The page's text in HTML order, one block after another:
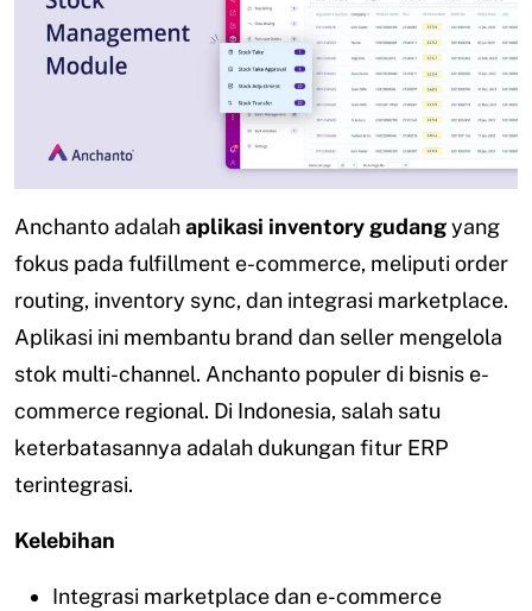
Anchanto adalahaplikasi inventory gudangyang
fokus pada fulfillment e-commerce, meliputi order
routing, inventory sync, dan integrasi marketplace.
Aplikasi ini membantu brand dan seller mengelola
stok multi-channel. Anchanto populer di bisnis e-
commerce regional. Di Indonesia, salah satu
keterbatasannya adalah dukungan fitur ERP
terintegrasi.
Kelebihan
Integrasi marketplace dan e-commerce